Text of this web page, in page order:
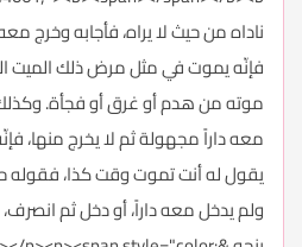
ناداه من حيث لا يراه، فأجابه وخرج
فإنّه يموت في مثل مرض ذلك الميت
موته من هدم أو غرق أو فجأة. وكذلك
معه داراً مجهولة ثم لا يخرج منها،
يقول له أنت تموت وقت كذا، فقوله
ولم يدخل معه داراً، أو دخل ثم